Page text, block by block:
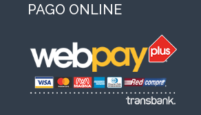
PAGO ONLINE